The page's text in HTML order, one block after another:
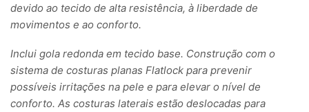
devido ao tecido de alta resistência, à liberdade de
movimentos e ao conforto.
Inclui gola redonda em tecido base. Construção com o
sistema de costuras planas Flatlock para prevenir
possíveis irritações na pele e para elevar o nível de
conforto. As costuras laterais estão deslocadas para